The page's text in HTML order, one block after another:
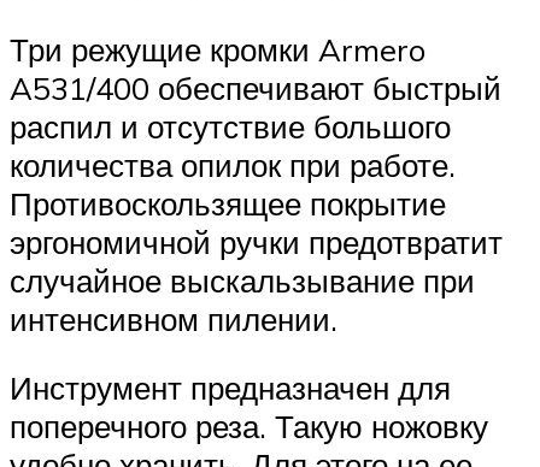
Три режущие кромки Armero
A531/400 обеспечивают быстрый
распил и отсутствие большого
количества опилок при работе.
Противоскользящее покрытие
эргономичной ручки предотвратит
случайное выскальзывание при
интенсивном пилении.
Инструмент предназначен для
поперечного реза. Такую ножовку